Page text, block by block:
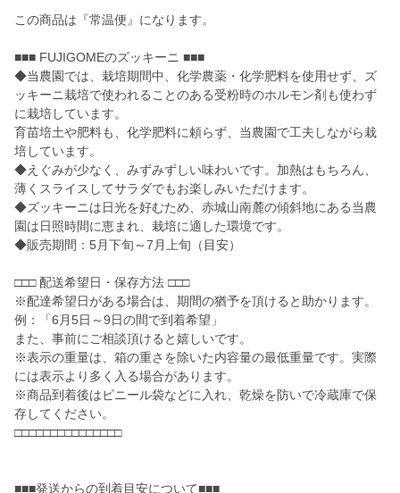
この商品は『常温便』になります。
■■■ FUJIGOMEのズッキーニ ■■■
◆当農園では、栽培期間中、化学農薬・化学肥料を使用せず、ズ
ッキーニ栽培で使われることのある受粉時のホルモン剤も使わず
に栽培しています。
育苗培土や肥料も、化学肥料に頼らず、当農園で工夫しながら栽
培しています。
◆えぐみが少なく、みずみずしい味わいです。加熱はもちろん、
薄くスライスしてサラダでもお楽しみいただけます。
◆ズッキーニは日光を好むため、赤城山南麓の傾斜地にある当農
園は日照時間に恵まれ、栽培に適した環境です。
◆販売期間：5月下旬～7月上旬（目安）
□□□ 配送希望日・保存方法 □□□
※配達希望日がある場合は、期間の猶予を頂けると助かります。
例：「6月5日～9日の間で到着希望」
また、事前にご相談頂けると嬉しいです。
※表示の重量は、箱の重さを除いた内容量の最低重量です。実際
には表示より多く入る場合があります。
※商品到着後はビニール袋などに入れ、乾燥を防いで冷蔵庫で保
存してください。
□□□□□□□□□□□□□□□
■■■発送からの到着目安について■■■